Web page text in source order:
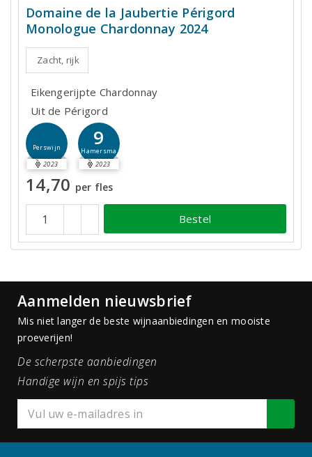
Domaine de la Jaubertie Périgord
Monologue Chardonnay 2024
Zacht, rijk
Eikengerijpte Chardonnay
Uit de Périgord
Perswijn
2023
9
Hamersma
2023
14,70 per fles
Bestel
Aanmelden nieuwsbrief
Mis niet langer de beste wijnaanbiedingen en mooiste
proeverijen!
De scherpste aanbiedingen
Handige wijn en spijs tips